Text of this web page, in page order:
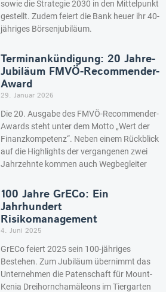
sowie die Strategie 2030 in den Mittelpunkt
gestellt. Zudem feiert die Bank heuer ihr 40-
jähriges Börsenjubiläum.
Terminankündigung: 20 Jahre-
Jubiläum FMVÖ-Recommender-
Award
29. Januar 2026
Die 20. Ausgabe des FMVÖ-Recommender-
Awards steht unter dem Motto „Wert der
Finanzkompetenz“. Neben einem Rückblick
auf die Highlights der vergangenen zwei
Jahrzehnte kommen auch Wegbegleiter
100 Jahre GrECo: Ein
Jahrhundert
Risikomanagement
4. Juni 2025
GrECo feiert 2025 sein 100-jähriges
Bestehen. Zum Jubiläum übernimmt das
Unternehmen die Patenschaft für Mount-
Kenia Dreihornchamäleons im Tiergarten